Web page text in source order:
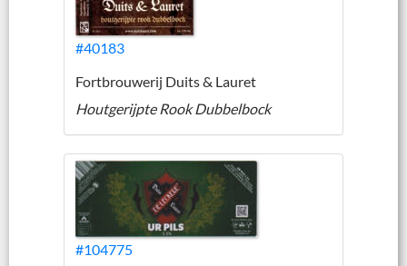
#40183
Fortbrouwerij Duits & Lauret
Houtgerijpte Rook Dubbelbock
#104775